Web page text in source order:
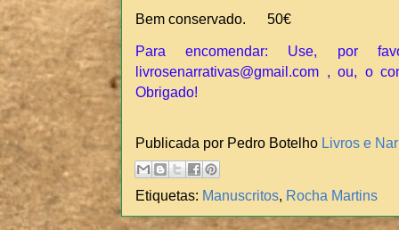
Bem conservado. 50€
Para encomendar: Use, por
livrosenarrativas@gmail.com , ou, o
Obrigado!
Publicada por Pedro Botelho Livros e
Etiquetas: Manuscritos Rocha Martins